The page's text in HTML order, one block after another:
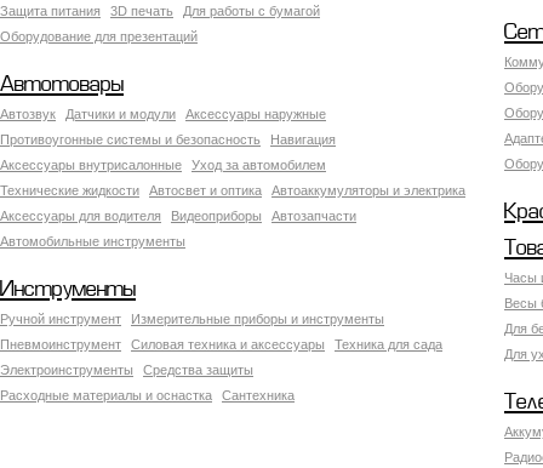
Защита питания
3D печать
Для работы с бумагой
Оборудование для презентаций
Автотовары
Автозвук Датчики и модули
Аксессуары наружные
Противоугонные системы и безопасность
Навигация
Аксесcуары внутрисалонные
Уход за автомобилем
Технические жидкости
Автосвет и оптика
Автоаккумуляторы и электрика
Аксессуары для водителя
Видеоприборы
Автозапчасти
Автомобильные инструменты
Часы
Весы
Для
Для
Инструменты
Ручной инструмент
Измерительные приборы и инструменты
Пневмоинструмент
Силовая техника и аксессуары
Техника для сада
Электроинструменты
Средства защиты
Расходные материалы и оснастка
Сантехника